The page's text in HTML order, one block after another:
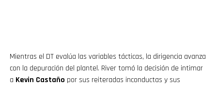
Mientras el DT evalúa las variables tácticas, la dirigencia avanza
con la depuración del plantel. River tomó la decisión de intimar
a Kevin Castaño por sus reiteradas inconductas y sus